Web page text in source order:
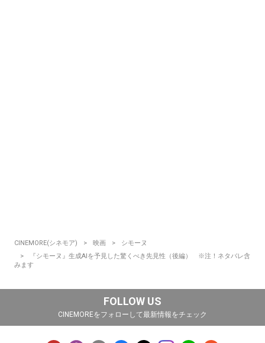
CINEMORE(シネモア) 映画
シモーヌ
『シモーヌ』生成AIを予見した驚くべき先見性（後編） ※注！ネタバレ含
みます
FOLLOW US
CINEMOREをフォローして最新情報をチェック